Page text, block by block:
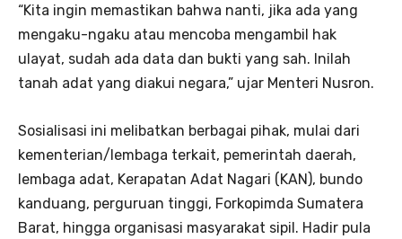
“Kita ingin memastikan bahwa nanti, jika ada yang
mengaku-ngaku atau mencoba mengambil hak
ulayat, sudah ada data dan bukti yang sah. Inilah
tanah adat yang diakui negara,” ujar Menteri Nusron.
Sosialisasi ini melibatkan berbagai pihak, mulai dari
kementerian/lembaga terkait, pemerintah daerah,
lembaga adat, Kerapatan Adat Nagari (KAN), bundo
kanduang, perguruan tinggi, Forkopimda Sumatera
Barat, hingga organisasi masyarakat sipil. Hadir pula